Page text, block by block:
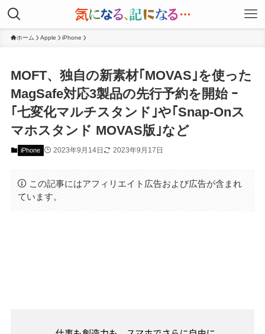
ホーム Apple iPhone
MOFT、独自の新素材｢MOVAS｣を使った
MagSafe対応3製品の先行予約を開始 ｰ
｢七変化マルチスタンド｣や｢Snap-Onス
マホスタンド MOVAS版｣など
iPhone 2023年9月14日 2023年9月17日
この記事にはアフィリエイト広告および広告が含まれ
ています。